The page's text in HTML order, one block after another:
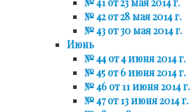
№ 42 от 28 мая 2014 г.
№ 43 от 30 мая 2014 г.
Июнь
№ 44 от 4 июня 2014 г.
№ 45 от 6 июня 2014 г.
№ 46 от 11 июня 2014 г.
№ 47 от 13 июня 2014 г.